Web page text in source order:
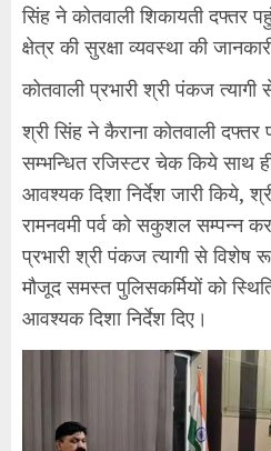
सिंह ने कोतवाली शिकायती दफ्तर
क्षेत्र की सुरक्षा व्यवस्था की
कोतवाली प्रभारी श्री पंकज त्यागी
श्री सिंह ने कैराना कोतवाली
सम्भन्धित रजिस्टर चेक किये साथ
आवश्यक दिशा निर्देश जारी किये,
रामनवमी पर्व को सकुशल सम्पन्न
प्रभारी श्री पंकज त्यागी से विशेष
मौजूद समस्त पुलिसकर्मियों को
आवश्यक दिशा निर्देश दिए।